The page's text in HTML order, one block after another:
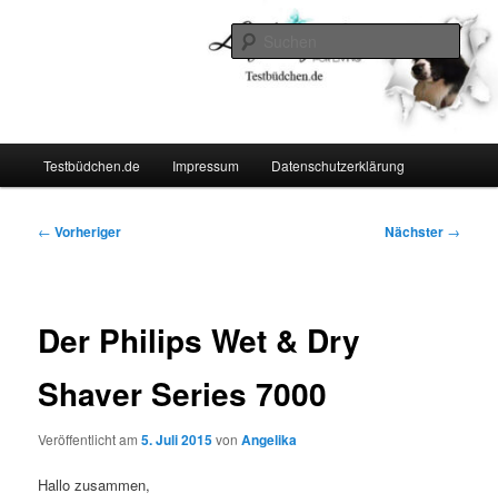
Testbüdchen.de Impressum Datenschutzerklärung
Beitragsnavigation
← Vorheriger Nächster →
Der Philips Wet & Dry
Shaver Series 7000
Veröffentlicht am5. Juli 2015vonAngelika
Hallo zusammen,